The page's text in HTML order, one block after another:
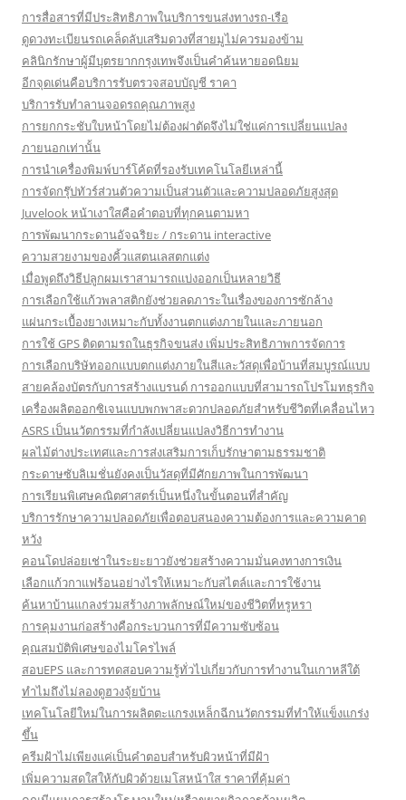
การสื่อสารที่มีประสิทธิภาพในบริการขนส่งทางรถ-เรือ
ดูดวงทะเบียนรถเคล็ดลับเสริมดวงที่สายมูไม่ควรมองข้าม
คลินิกรักษาผู้มีบุตรยากกรุงเทพจึงเป็นคำค้นหายอดนิยม
อีกจุดเด่นคือบริการรับตรวจสอบบัญชี ราคา
บริการรับทำลานจอดรถคุณภาพสูง
การยกกระชับใบหน้าโดยไม่ต้องผ่าตัดจึงไม่ใช่แค่การเปลี่ยนแปลง
ภายนอกเท่านั้น
การนำเครื่องพิมพ์บาร์โค้ดที่รองรับเทคโนโลยีเหล่านี้
การจัดกรุ๊ปทัวร์ส่วนตัวความเป็นส่วนตัวและความปลอดภัยสูงสุด
Juvelook หน้าเงาใสคือคำตอบที่ทุกคนตามหา
การพัฒนากระดานอัจฉริยะ / กระดาน interactive
ความสวยงามของคิ้วแสตนเลสตกแต่ง
เมื่อพูดถึงวิธีปลูกผมเราสามารถแบ่งออกเป็นหลายวิธี
การเลือกใช้แก้วพลาสติกยังช่วยลดภาระในเรื่องของการซักล้าง
แผ่นกระเบื้องยางเหมาะกับทั้งงานตกแต่งภายในและภายนอก
การใช้ GPS ติดตามรถในธุรกิจขนส่ง เพิ่มประสิทธิภาพการจัดการ
การเลือกบริษัทออกแบบตกแต่งภายในสีและวัสดุเพื่อบ้านที่สมบูรณ์แบบ
สายคล้องบัตรกับการสร้างแบรนด์ การออกแบบที่สามารถโปรโมทธุรกิจ
เครื่องผลิตออกซิเจนแบบพกพาสะดวกปลอดภัยสำหรับชีวิตที่เคลื่อนไหว
ASRS เป็นนวัตกรรมที่กำลังเปลี่ยนแปลงวิธีการทำงาน
ผลไม้ต่างประเทศและการส่งเสริมการเก็บรักษาตามธรรมชาติ
กระดาษซับลิเมชั่นยังคงเป็นวัสดุที่มีศักยภาพในการพัฒนา
การเรียนพิเศษคณิตศาสตร์เป็นหนึ่งในขั้นตอนที่สำคัญ
บริการรักษาความปลอดภัยเพื่อตอบสนองความต้องการและความคาด
หวัง
คอนโดปล่อยเช่าในระยะยาวยังช่วยสร้างความมั่นคงทางการเงิน
เลือกแก้วกาแฟร้อนอย่างไรให้เหมาะกับสไตล์และการใช้งาน
ค้นหาบ้านแกลงร่วมสร้างภาพลักษณ์ใหม่ของชีวิตที่หรูหรา
การคุมงานก่อสร้างคือกระบวนการที่มีความซับซ้อน
คุณสมบัติพิเศษของไมโครไพล์
สอบEPS และการทดสอบความรู้ทั่วไปเกี่ยวกับการทำงานในเกาหลีใต้
ทำไมถึงไม่ลองดูฮวงจุ้ยบ้าน
เทคโนโลยีใหม่ในการผลิตตะแกรงเหล็กฉีกนวัตกรรมที่ทำให้แข็งแกร่ง
ขึ้น
ครีมฝ้าไม่เพียงแค่เป็นคำตอบสำหรับผิวหน้าที่มีฝ้า
เพิ่มความสดใสให้กับผิวด้วยเมโสหน้าใส ราคาที่คุ้มค่า